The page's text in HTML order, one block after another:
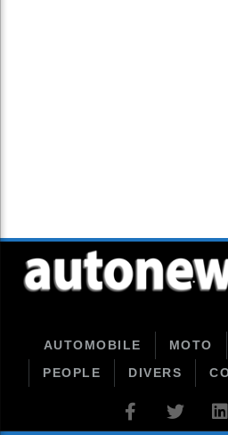
AUTOMOBILE MOTO
PEOPLE
DIVERS